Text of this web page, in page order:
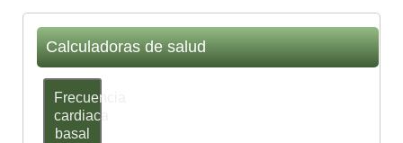
Calculadoras de salud
Frecuencia
cardiaca
basal